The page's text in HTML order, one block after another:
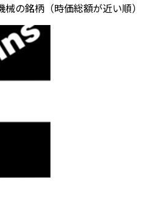
の銘柄（時価総額が近い順）